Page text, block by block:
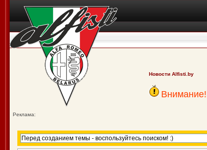
Новости Alfisti.by
Внимание!
Реклама: